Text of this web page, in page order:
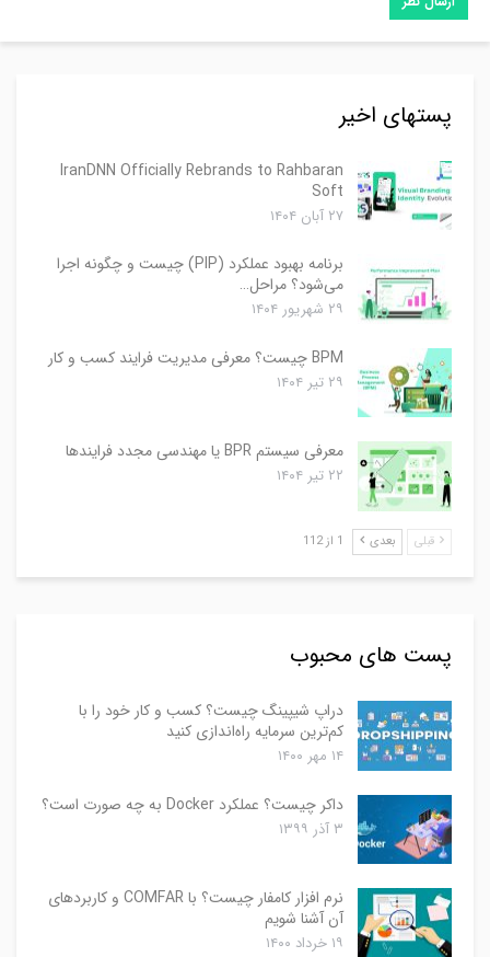
پستهای اخیر
IranDNN Officially Rebrands to Rahbaran
Soft
۲۷ آبان ۱۴۰۴
برنامه بهبود عملکرد (PIP) چیست و چگونه اجرا
می‌شود؟ مراحل…
۲۹ شهریور ۱۴۰۴
BPM چیست؟ معرفی مدیریت فرایند کسب و کار
۲۹ تیر ۱۴۰۴
معرفی سیستم BPR یا مهندسی مجدد فرایندها
۲۲ تیر ۱۴۰۴
قبلی بعدی 1 از 112
پست های محبوب
دراپ شیپینگ چیست؟ کسب و کار خود را با
کم‌ترین سرمایه راه‌اندازی کنید
۱۴ مهر ۱۴۰۰
داکر چیست؟ عملکرد Docker به چه صورت است؟
۳ آذر ۱۳۹۹
نرم افزار کامفار چیست؟ با COMFAR و کاربردهای
آن آشنا شویم
۱۹ خرداد ۱۴۰۰